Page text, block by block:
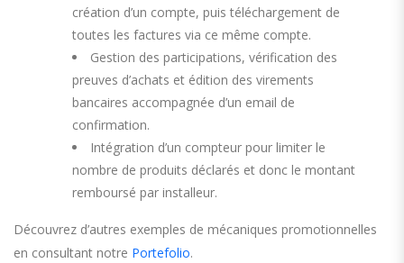
création d’un compte, puis téléchargement de
toutes les factures via ce même compte.
Gestion des participations, vérification des
preuves d’achats et édition des virements
bancaires accompagnée d’un email de
confirmation.
Intégration d’un compteur pour limiter le
nombre de produits déclarés et donc le montant
remboursé par installeur.
Découvrez d’autres exemples de mécaniques promotionnelles
en consultant notre Portefolio.